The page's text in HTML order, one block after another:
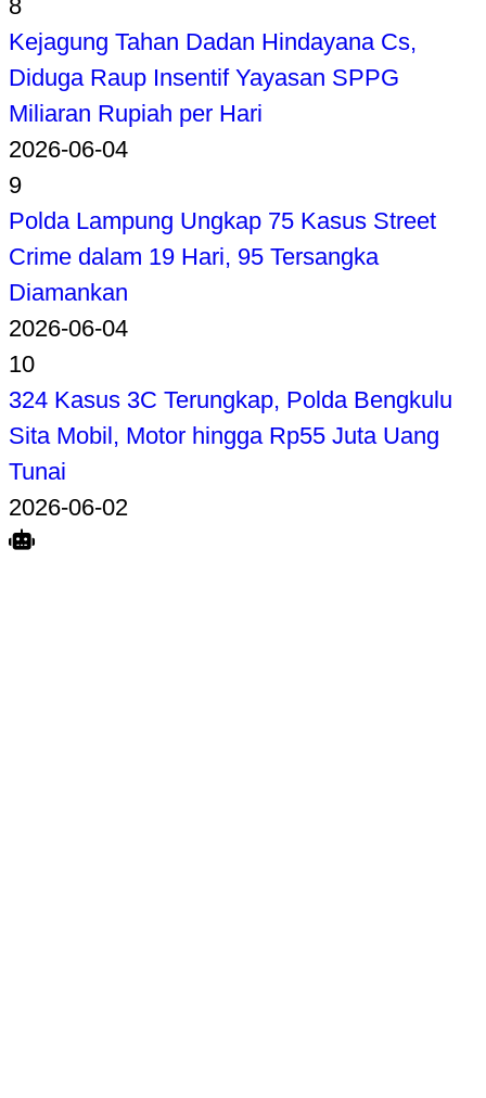
8
Kejagung Tahan Dadan Hindayana Cs,
Diduga Raup Insentif Yayasan SPPG
Miliaran Rupiah per Hari
2026-06-04
9
Polda Lampung Ungkap 75 Kasus Street
Crime dalam 19 Hari, 95 Tersangka
Diamankan
2026-06-04
10
324 Kasus 3C Terungkap, Polda Bengkulu
Sita Mobil, Motor hingga Rp55 Juta Uang
Tunai
2026-06-02